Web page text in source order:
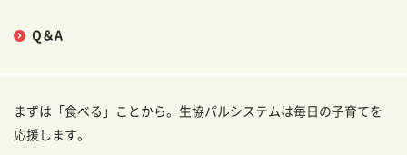
Q＆A
まずは「食べる」ことから。生協パルシステムは毎日の子育てを
応援します。